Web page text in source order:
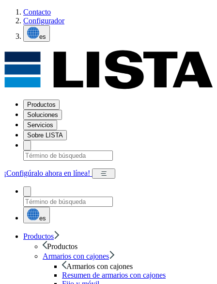
Contacto
Configurador
es
Productos
Soluciones
Servicios
Sobre LISTA
¡Configúralo ahora en línea!
es
Productos
Productos
Armarios con cajones
Armarios con cajones
Resumen de armarios con cajones